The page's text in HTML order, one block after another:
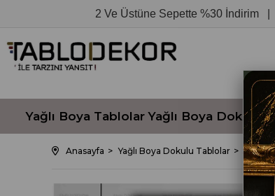
2 Ve Üstüne Sepette %30 İndirim |
Yağlı Boya Tablolar Yağlı Boya Dokulu
Anasayfa Yağlı Boya Dokulu Tablolar